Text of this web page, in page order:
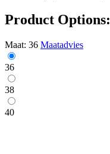
Product Options:
Maat: 36 Maatadvies
36
38
40